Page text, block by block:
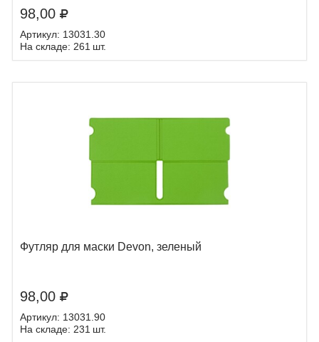
98,00
Артикул: 13031.30
На складе: 261 шт.
Футляр для маски Devon, зеленый
98,00
Артикул: 13031.90
На складе: 231 шт.